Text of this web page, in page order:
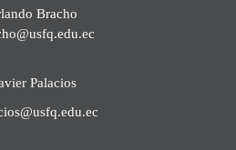
Bracho
Palacios